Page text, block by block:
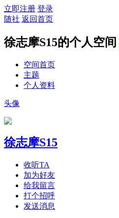
立即注册 登录
随社 返回首页
徐志摩S15的个人空间
空间首页
主题
个人资料
头像
徐志摩S15
收听TA
加为好友
给我留言
打个招呼
发送消息